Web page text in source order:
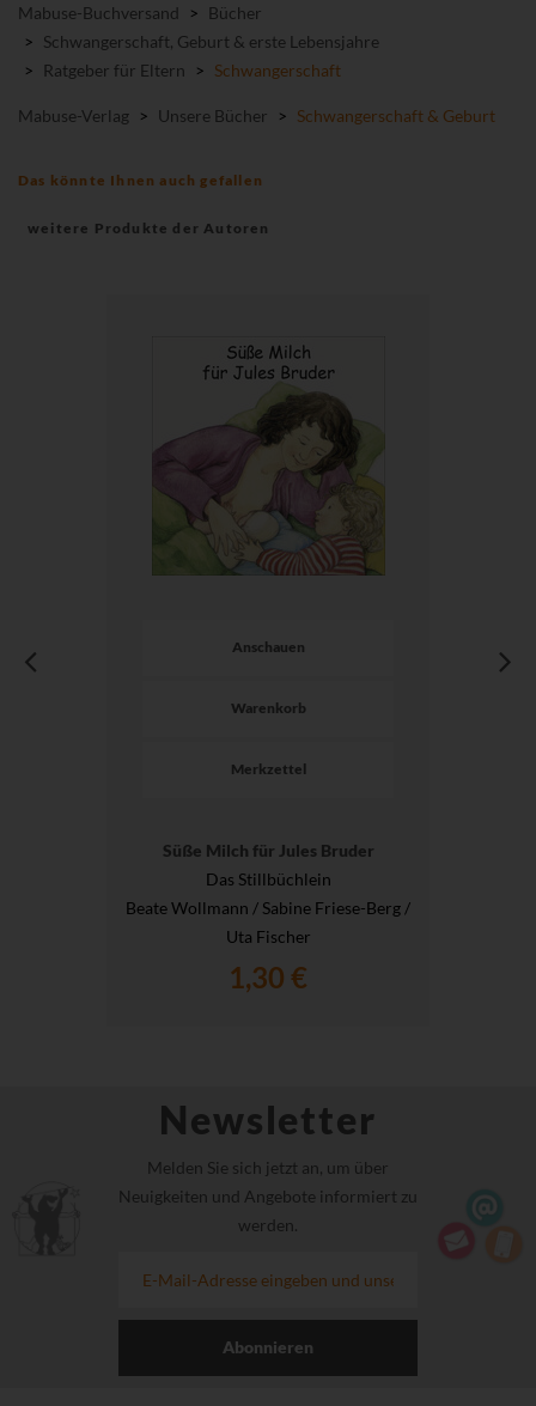
Mabuse-Buchversand > Bücher
> Schwangerschaft, Geburt & erste Lebensjahre
>
Ratgeber für Eltern > Schwangerschaft
Mabuse-Verlag > Unsere Bücher > Schwangerschaft & Geburt
Das könnte Ihnen auch gefallen
weitere Produkte der Autoren
Anschauen
Warenkorb
Merkzettel
Süße Milch für Jules Bruder
Das Stillbüchlein
Beate Wollmann / Sabine Friese-Berg /
Uta Fischer
1,30 €
Newsletter
Melden Sie sich jetzt an, um über
Neuigkeiten und Angebote informiert zu
werden.
Abonnieren